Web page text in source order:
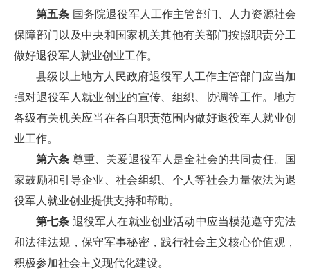
第五条 国务院退役军人工作主管部门、人力资源社会
保障部门以及中央和国家机关其他有关部门按照职责分工
做好退役军人就业创业工作。
县级以上地方人民政府退役军人工作主管部门应当加
强对退役军人就业创业的宣传、组织、协调等工作。地方
各级有关机关应当在各自职责范围内做好退役军人就业创
业工作。
第六条 尊重、关爱退役军人是全社会的共同责任。国
家鼓励和引导企业、社会组织、个人等社会力量依法为退
役军人就业创业提供支持和帮助。
第七条 退役军人在就业创业活动中应当模范遵守宪法
和法律法规，保守军事秘密，践行社会主义核心价值观，
积极参加社会主义现代化建设。